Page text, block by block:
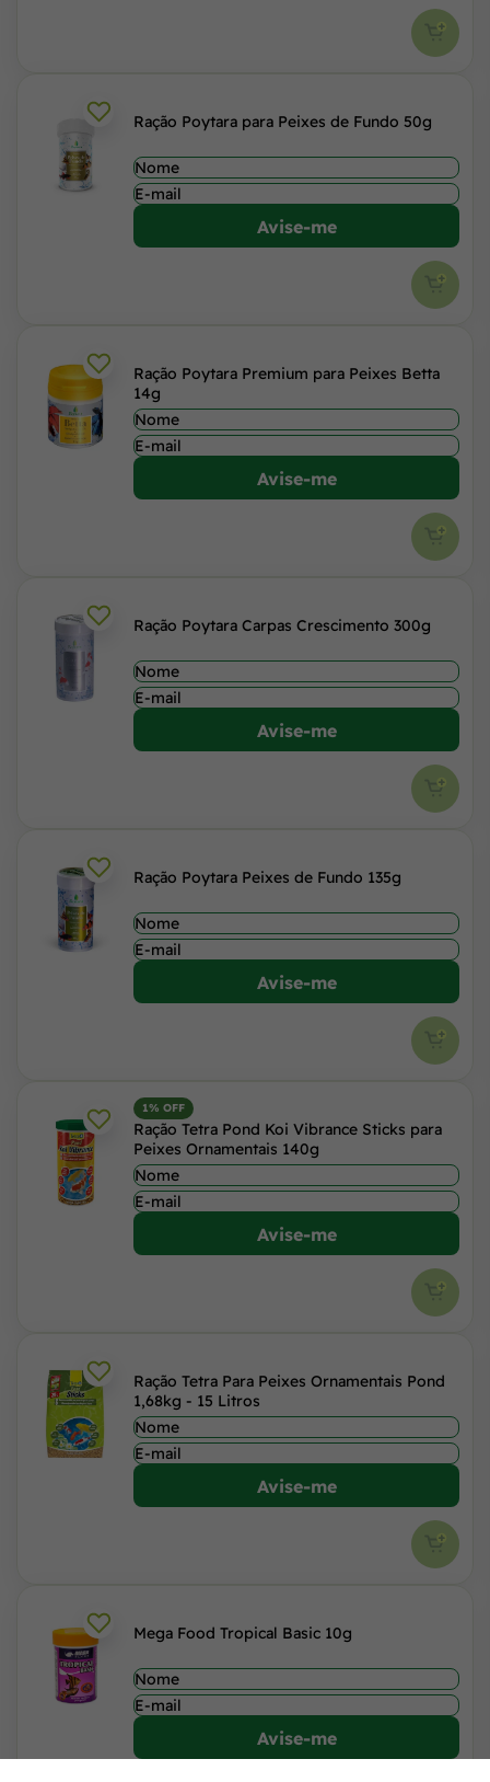
Ração Poytara para Peixes de Fundo 50g
Avise-me
Ração Poytara Premium para Peixes Betta
14g
Avise-me
Ração Poytara Carpas Crescimento 300g
Avise-me
Ração Poytara Peixes de Fundo 135g
Avise-me
1% OFF
Ração Tetra Pond Koi Vibrance Sticks para
Peixes Ornamentais 140g
Avise-me
Ração Tetra Para Peixes Ornamentais Pond
1,68kg - 15 Litros
Avise-me
Mega Food Tropical Basic 10g
Avise-me